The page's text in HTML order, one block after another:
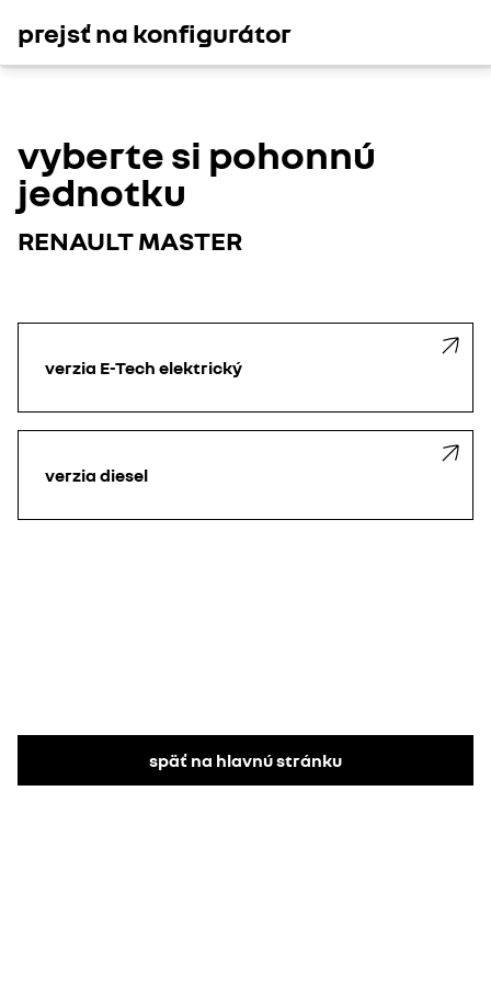
prejsť na konfigurátor
vyberte si pohonnú
jednotku
RENAULT MASTER
verzia E-Tech elektrický
verzia diesel
späť na hlavnú stránku​